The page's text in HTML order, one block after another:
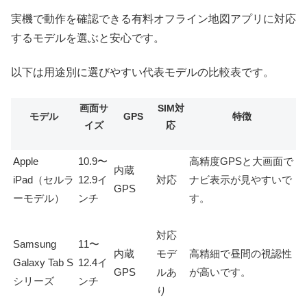
実機で動作を確認できる有料オフライン地図アプリに対応
するモデルを選ぶと安心です。
以下は用途別に選びやすい代表モデルの比較表です。
モデル
画面サ
イズ
GPS
SIM対
応
特徴
Apple
iPad（セルラ
ーモデル）
10.9〜
12.9イ
ンチ
内蔵
GPS
対応
高精度GPSと大画面で
ナビ表示が見やすいで
す。
Samsung
Galaxy Tab S
シリーズ
11〜
12.4イ
ンチ
内蔵
GPS
対応
モデ
ルあ
り
高精細で昼間の視認性
が高いです。